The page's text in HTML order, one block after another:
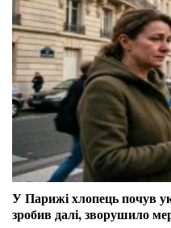
У Парижі хлопець почув
зробив далі, зворушило